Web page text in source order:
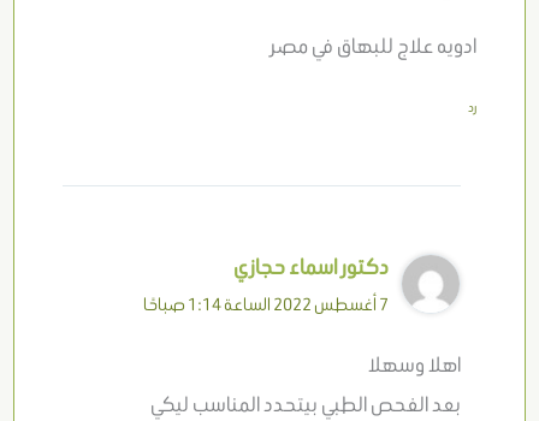
ادويه علاج للبهاق في مصر
رد
دكتور اسماء حجازي
7 أغسطس 2022 الساعة 1:14 صباحًا
اهلا وسهلا
بعد الفحص الطبي بيتحدد المناسب ليكي